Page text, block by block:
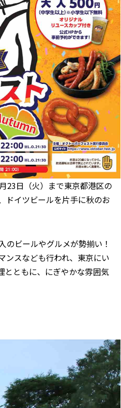
23日（火）まで東京都港区の
ドイツビールを片手に秋のお
のビールやグルメが勢揃い！
ンスなども行われ、東京にい
とともに、にぎやかな雰囲気